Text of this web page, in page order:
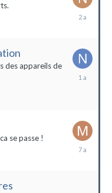
18
des appareils de
se passe !
19